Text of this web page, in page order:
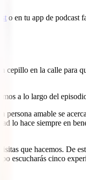
o en tu app de podcast
cepillo en la calle para
a lo largo del
amable se
lo hace siempre en
que hacemos. De
escucharás cinco